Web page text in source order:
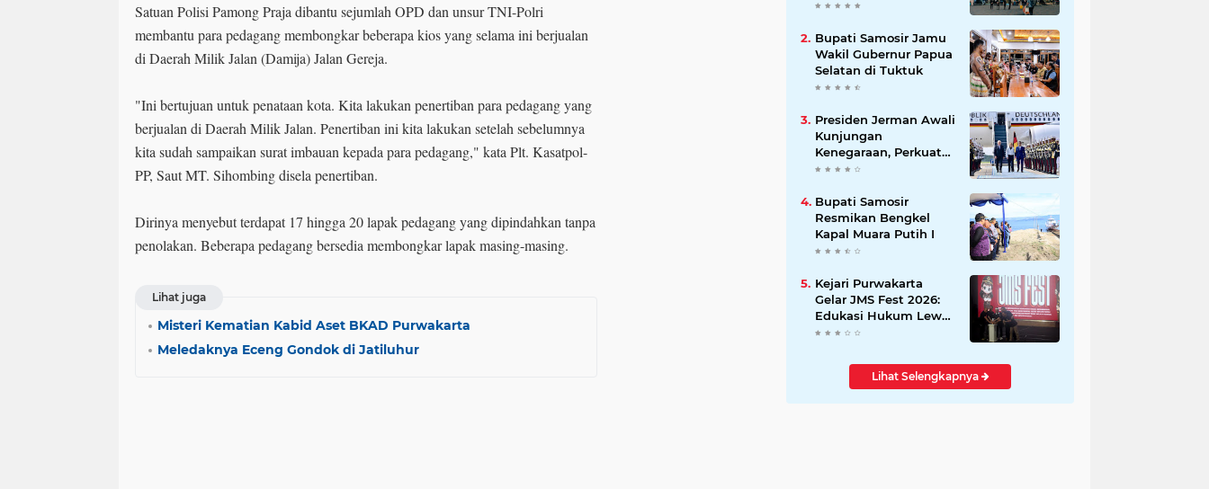
Satuan Polisi Pamong Praja dibantu sejumlah OPD dan unsur TNI-Polri
membantu para pedagang membongkar beberapa kios yang selama ini berjualan
di Daerah Milik Jalan (Damija) Jalan Gereja.
"Ini bertujuan untuk penataan kota. Kita lakukan penertiban para pedagang yang
berjualan di Daerah Milik Jalan. Penertiban ini kita lakukan setelah sebelumnya
kita sudah sampaikan surat imbauan kepada para pedagang," kata Plt. Kasatpol-
PP, Saut MT. Sihombing disela penertiban.
Dirinya menyebut terdapat 17 hingga 20 lapak pedagang yang dipindahkan tanpa
penolakan. Beberapa pedagang bersedia membongkar lapak masing-masing.
Lihat juga
Misteri Kematian Kabid Aset BKAD Purwakarta
Meledaknya Eceng Gondok di Jatiluhur
Beli Masyarakat
Bupati Samosir Jamu
Wakil Gubernur Papua
Selatan di Tuktuk
Presiden Jerman Awali
Kunjungan
Kenegaraan, Perkuat
Kemitraan Strategis
Bupati Samosir
Resmikan Bengkel
Kapal Muara Putih I
Kejari Purwakarta
Gelar JMS Fest 2026:
Edukasi Hukum Lewat
Kreativitas Pelajar
Lihat Selengkapnya